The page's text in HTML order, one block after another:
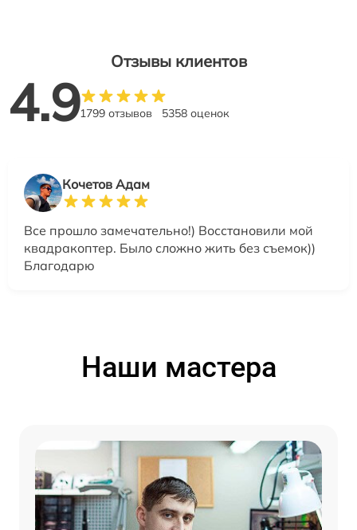
Отзывы клиентов
4.91799 отзывов 5358 оценок
Кочетов Адам
Все прошло замечательно!) Восстановили мой
квадракоптер. Было сложно жить без съемок))
Благодарю
Наши мастера